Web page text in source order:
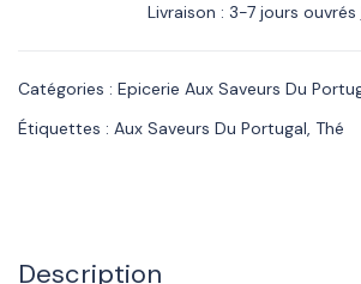
Livraison : 3-7 jours ouvrés
Catégories : Epicerie Aux Saveurs Du
Étiquettes : Aux Saveurs Du Portugal, Thé
Description